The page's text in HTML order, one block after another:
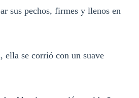
sus pechos, firmes y llenos en
ella se corrió con un suave